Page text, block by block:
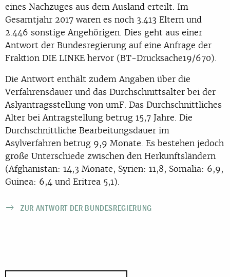
eines Nachzuges aus dem Ausland erteilt. Im
Gesamtjahr 2017 waren es noch 3.413 Eltern und
2.446 sonstige Angehörigen. Dies geht aus einer
Antwort der Bundesregierung auf eine Anfrage der
Fraktion DIE LINKE hervor (BT-Drucksache19/670).
Die Antwort enthält zudem Angaben über die
Verfahrensdauer und das Durchschnittsalter bei der
Aslyantragsstellung von umF. Das Durchschnittliches
Alter bei Antragstellung betrug 15,7 Jahre. Die
Durchschnittliche Bearbeitungsdauer im
Asylverfahren betrug 9,9 Monate. Es bestehen jedoch
große Unterschiede zwischen den Herkunftsländern
(Afghanistan: 14,3 Monate, Syrien: 11,8, Somalia: 6,9,
Guinea: 6,4 und Eritrea 5,1).
ZUR ANTWORT DER BUNDESREGIERUNG